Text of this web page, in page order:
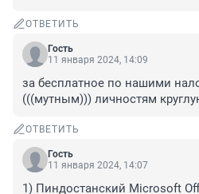
ОТВЕТИТЬ
Гость
11 января 2024, 14:09
за бесплатное по нашими
(((мутным))) личностям
ОТВЕТИТЬ
Гость
11 января 2024, 14:07
1) Пиндостанский Microsoft